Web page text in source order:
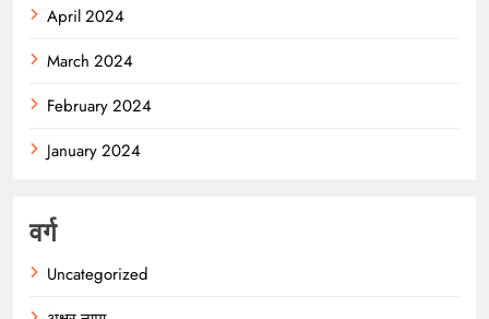
April 2024
March 2024
February 2024
January 2024
वर्ग
Uncategorized